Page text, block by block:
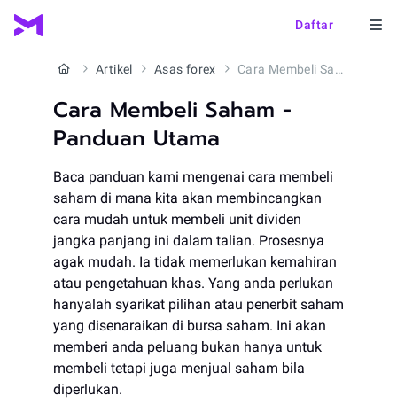
Daftar
Artikel Asas forex Cara Membeli Saham - Panduan Utama
Cara Membeli Saham -
Panduan Utama
Baca panduan kami mengenai cara membeli
saham di mana kita akan membincangkan
cara mudah untuk membeli unit dividen
jangka panjang ini dalam talian. Prosesnya
agak mudah. Ia tidak memerlukan kemahiran
atau pengetahuan khas. Yang anda perlukan
hanyalah syarikat pilihan atau penerbit saham
yang disenaraikan di bursa saham. Ini akan
memberi anda peluang bukan hanya untuk
membeli tetapi juga menjual saham bila
diperlukan.